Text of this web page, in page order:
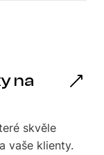
na
skvěle
vaše klienty.